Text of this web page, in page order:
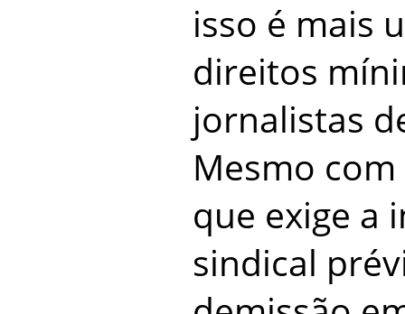
isso é mais
direitos
jornalistas
Mesmo com
que exige a
sindical